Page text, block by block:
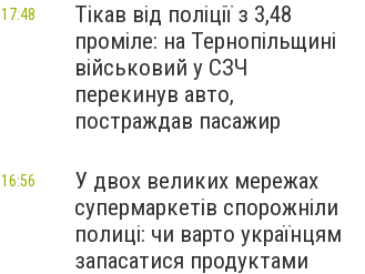
Тікав від поліції з 3,48
проміле: на Тернопільщині
військовий у СЗЧ
перекинув авто,
постраждав пасажир
17:48
У двох великих мережах
супермаркетів спорожніли
полиці: чи варто українцям
запасатися продуктами
16:56